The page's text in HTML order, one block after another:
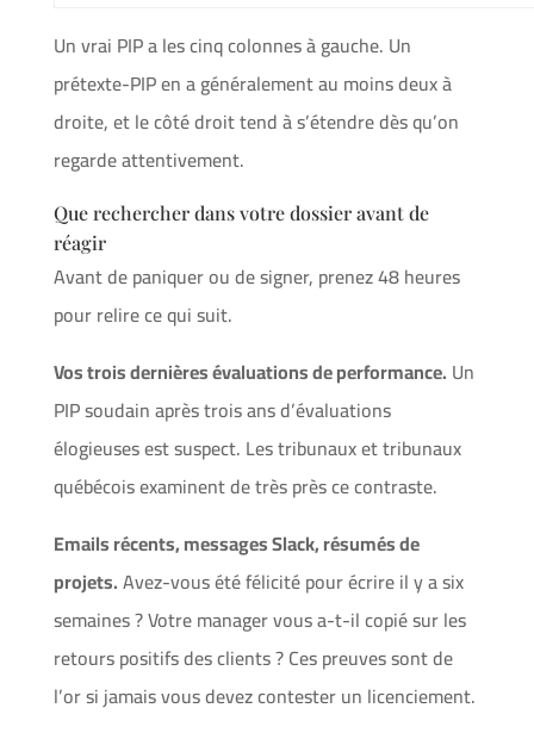
Un vrai PIP a les cinq colonnes à gauche. Un
prétexte-PIP en a généralement au moins deux à
droite, et le côté droit tend à s’étendre dès qu’on
regarde attentivement.
Que rechercher dans votre dossier avant de
réagir
Avant de paniquer ou de signer, prenez 48 heures
pour relire ce qui suit.
Vos trois dernières évaluations de performance. Un
PIP soudain après trois ans d’évaluations
élogieuses est suspect. Les tribunaux et tribunaux
québécois examinent de très près ce contraste.
Emails récents, messages Slack, résumés de
projets.Avez-vous été félicité pour écrire il y a six
semaines ? Votre manager vous a-t-il copié sur les
retours positifs des clients ? Ces preuves sont de
l’or si jamais vous devez contester un licenciement.